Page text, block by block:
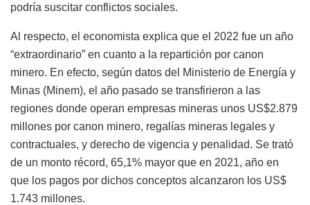
podría suscitar conflictos sociales.
Al respecto, el economista explica que el 2022 fue un año
“extraordinario” en cuanto a la repartición por canon
minero. En efecto, según datos del Ministerio de Energía y
Minas (Minem), el año pasado se transfirieron a las
regiones donde operan empresas mineras unos US$2.879
millones por canon minero, regalías mineras legales y
contractuales, y derecho de vigencia y penalidad. Se trató
de un monto récord, 65,1% mayor que en 2021, año en
que los pagos por dichos conceptos alcanzaron los US$
1.743 millones.